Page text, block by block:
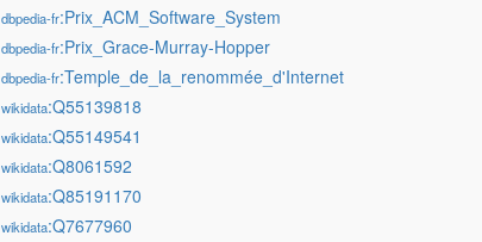
dbpedia-fr:Prix_ACM_Software_System
dbpedia-fr:Prix_Grace-Murray-Hopper
dbpedia-fr:Temple_de_la_renommée_d'Internet
wikidata:Q55139818
wikidata:Q55149541
wikidata:Q8061592
wikidata:Q85191170
wikidata:Q7677960